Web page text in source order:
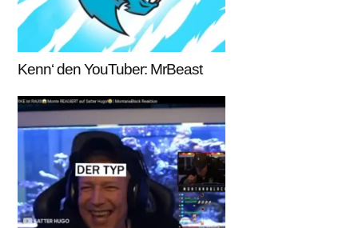
Kenn‘ den YouTuber: MrBeast